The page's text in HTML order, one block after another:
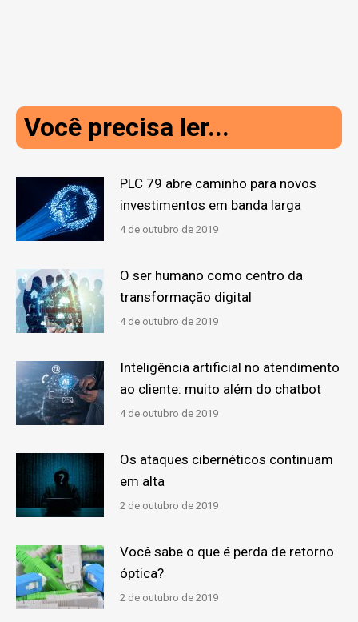
Você precisa ler...
PLC 79 abre caminho para novos
investimentos em banda larga
4 de outubro de 2019
O ser humano como centro da
transformação digital
4 de outubro de 2019
Inteligência artificial no atendimento
ao cliente: muito além do chatbot
4 de outubro de 2019
Os ataques cibernéticos continuam
em alta
2 de outubro de 2019
Você sabe o que é perda de retorno
óptica?
2 de outubro de 2019